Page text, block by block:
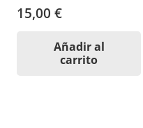
15,00 €
Añadir al
carrito